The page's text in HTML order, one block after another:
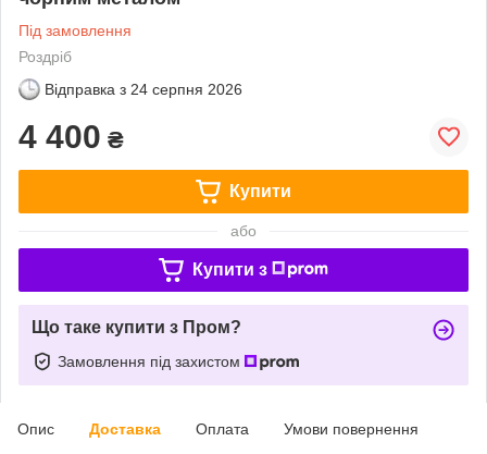
Під замовлення
Роздріб
Відправка з 24 серпня 2026
4 400 ₴
Купити
або
Купити з
Що таке купити з Пром?
Замовлення під захистом
Опис Доставка Оплата Умови повернення